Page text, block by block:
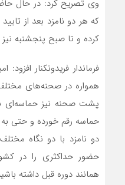
وی تصریح کرد: در حال
که هر دو نامزد بعد از
کرده و تا صبح پنجشنبه نیز
فرماندار فریدونکنار
همواره در صحنه‌های
پشت صحنه نیز حماسه‌ای
حماسه رقم خورده و حتی
دو نامزد با دو نگاه
حضور حداکثری را در
همانند دوره قبل داشته